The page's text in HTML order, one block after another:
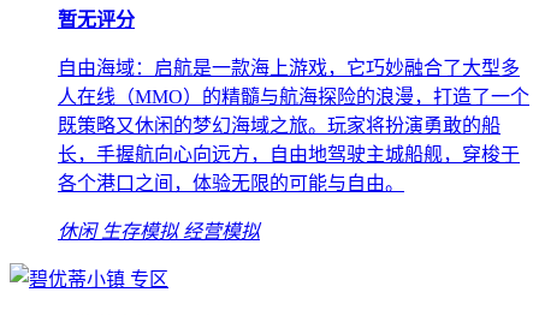
暂无评分
自由海域：启航是一款海上游戏，它巧妙融合了大型多
人在线（MMO）的精髓与航海探险的浪漫，打造了一个
既策略又休闲的梦幻海域之旅。玩家将扮演勇敢的船
长，手握航向心向远方，自由地驾驶主城船舰，穿梭于
各个港口之间，体验无限的可能与自由。
休闲 生存模拟 经营模拟
专区